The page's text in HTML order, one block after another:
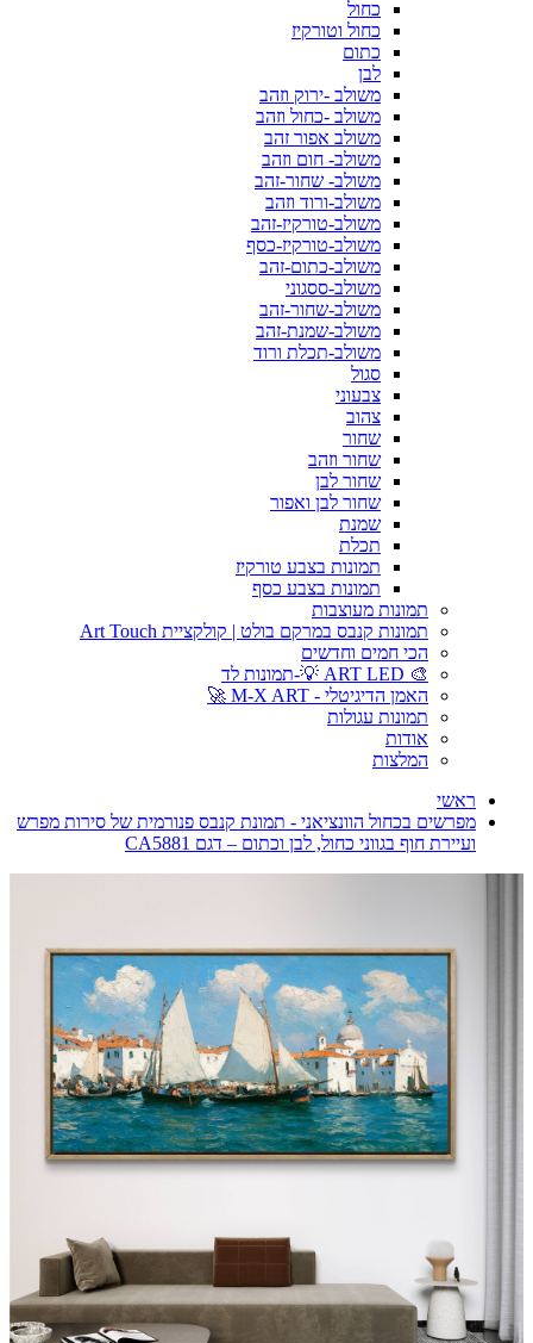
כחול
כחול וטורקיז
כתום
לבן
משולב -ירוק וזהב
משולב -כחול וזהב
משולב אפור זהב
משולב- חום וזהב
משולב- שחור-זהב
משולב-ורוד וזהב
משולב-טורקיז-זהב
משולב-טורקיז-כסף
משולב-כתום-זהב
משולב-ססגוני
משולב-שחור-זהב
משולב-שמנת-זהב
משולב-תכלת ורוד
סגול
צבעוני
צהוב
שחור
שחור וזהב
שחור לבן
שחור לבן ואפור
שמנת
תכלת
תמונות בצבע טורקיז
תמונות בצבע כסף
תמונות מעוצבות
תמונות קנבס במרקם בולט | קולקציית Art Touch
הכי חמים וחדשים
🎨 ART LED 💡-תמונות לד
האמן הדיגיטלי - M-X ART 🚀
תמונות עגולות
אודות
המלצות
ראשי
מפרשים בכחול הוונציאני - תמונת קנבס פנורמית של סירות מפרש
ועיירת חוף בגווני כחול, לבן וכתום – דגם CA5881